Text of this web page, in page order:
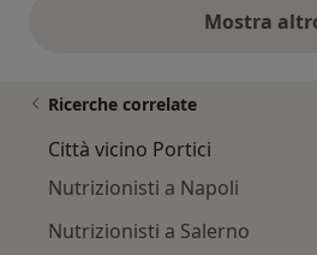
Mostra
Ricerche correlate
Città vicino Portici
Nutrizionisti a Napoli
Nutrizionisti a Salerno